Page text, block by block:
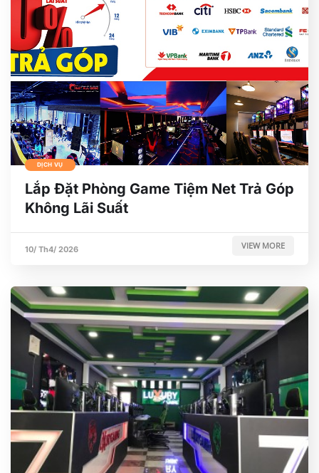
DỊCH VỤ
Lắp Đặt Phòng Game Tiệm Net Trả Góp
Không Lãi Suất
10/ Th4/ 2026 VIEW MORE